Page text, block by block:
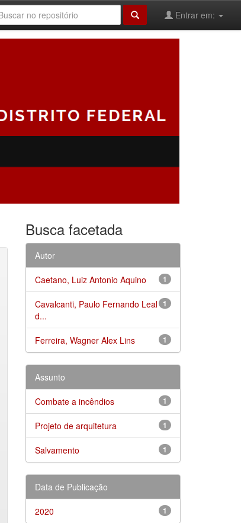
Entrar em:
Busca facetada
Autor
1
Caetano, Luiz Antonio Aquino
1
Cavalcanti, Paulo Fernando Leal
d...
1
Ferreira, Wagner Alex Lins
Assunto
1
Combate a incêndios
1
Projeto de arquitetura
1
Salvamento
Data de Publicação
1
2020